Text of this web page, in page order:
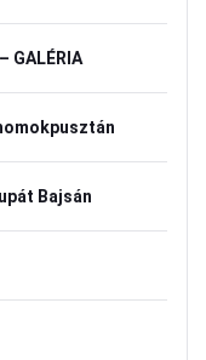
GALÉRIA
Bajsán